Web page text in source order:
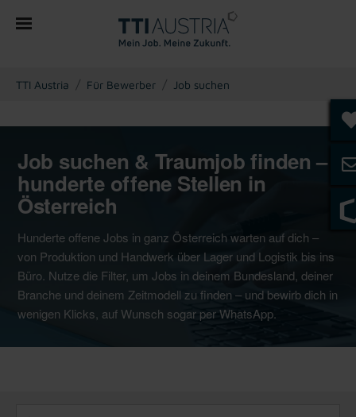
You are here:
TTI Austria Für Bewerber Job suchen
Job suchen & Traumjob finden –
hunderte offene Stellen in
Österreich
Hunderte offene Jobs in ganz Österreich warten auf dich –
von Produktion und Handwerk über Lager und Logistik bis ins
Büro. Nutze die Filter, um Jobs in deinem Bundesland, deiner
Branche und deinem Zeitmodell zu finden – und bewirb dich in
wenigen Klicks, auf Wunsch sogar per WhatsApp.